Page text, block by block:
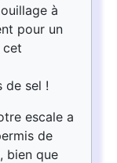
à
pour un
cet
de sel !
escale a
de
bien que